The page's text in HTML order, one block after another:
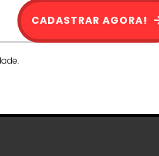
CADASTRAR AGORA!